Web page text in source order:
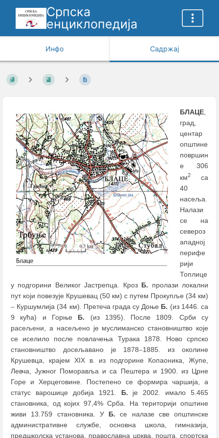
Српска
енциклопедија
Инфо Садржај
БЛАЦЕ,
град,
центар
општине
површин
е 306
км2
са
40
насеља.
Налази
се на
североз
ападној
перифе
рији
Топлице
у подгорини Великог Јастрепца. Кроз Б. пролази локални
пут који повезује Крушевац (50 км) с путем Прокупље (34 км)
– Куршумлија (34 км). Претеча града су Доње Б. (из 1446. са
9 кућа) и Горње Б. (из 1395). После 1809. Срби су
расељени, а насељено је муслиманско становништво које
се иселило после повлачења Турака 1878. Ново српско
становништво досељавано је 1878–1885. из околине
Крушевца, крајем XIX в. из подгорине Копаоника, Жупе,
Левча, Јужног Поморавља и са Пештера и 1900. из Црне
Горе и Херцеговине. Постепено се формира чаршија, а
статус варошице добија 1921. Б. је 2002. имало 5.465
становника, од којих 97,4% Срба. На територији општине
живи 13.759 становника. У Б. се налазе све општинске
административне службе, основна школа, гимназија,
предшколска установа, православна црква, пошта, спортска